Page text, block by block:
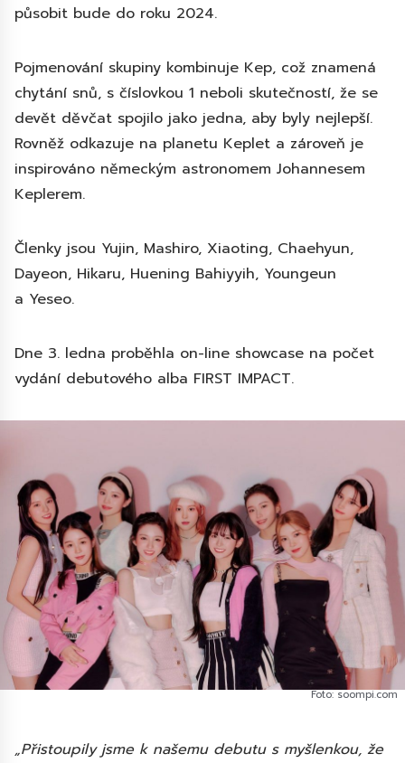
působit bude do roku 2024.
Pojmenování skupiny kombinuje Kep, což znamená
chytání snů, s číslovkou 1 neboli skutečností, že se
devět děvčat spojilo jako jedna, aby byly nejlepší.
Rovněž odkazuje na planetu Keplet a zároveň je
inspirováno německým astronomem Johannesem
Keplerem.
Členky jsou Yujin, Mashiro, Xiaoting, Chaehyun,
Dayeon, Hikaru, Huening Bahiyyih, Youngeun
a Yeseo.
Dne 3. ledna proběhla on-line showcase na počet
vydání debutového alba FIRST IMPACT.
Foto: soompi.com
„Přistoupily jsme k našemu debutu s myšlenkou, že